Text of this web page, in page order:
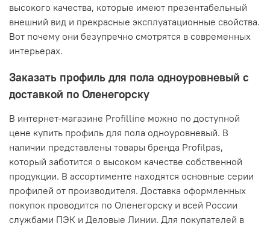
высокого качества, которые имеют презентабельный
внешний вид и прекрасные эксплуатационные свойства.
Вот почему они безупречно смотрятся в современных
интерьерах.
Заказать профиль для пола одноуровневый с
доставкой по Оленегорску
В интернет-магазине Profilline можно по доступной
цене купить профиль для пола одноуровневый. В
наличии представлены товары бренда Profilpas,
который заботится о высоком качестве собственной
продукции. В ассортименте находятся основные серии
профилей от производителя. Доставка оформленных
покупок проводится по Оленегорску и всей России
службами ПЭК и Деловые Линии. Для покупателей в